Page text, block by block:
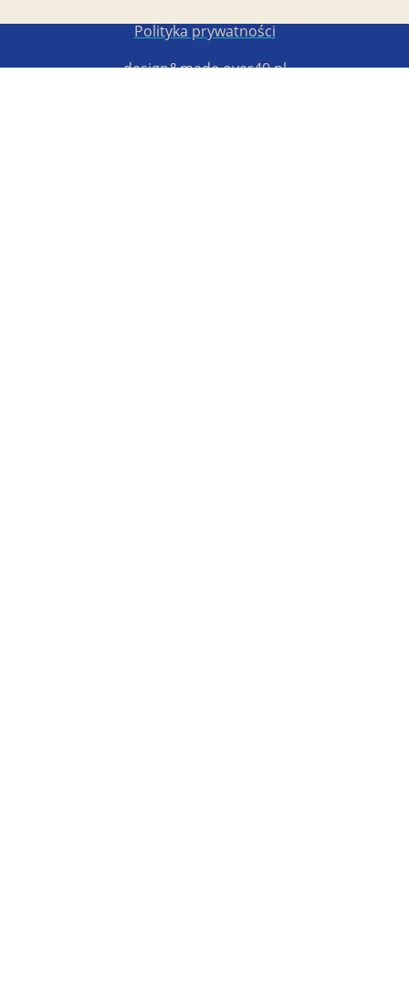
Polityka prywatności
design&madeover40.pl